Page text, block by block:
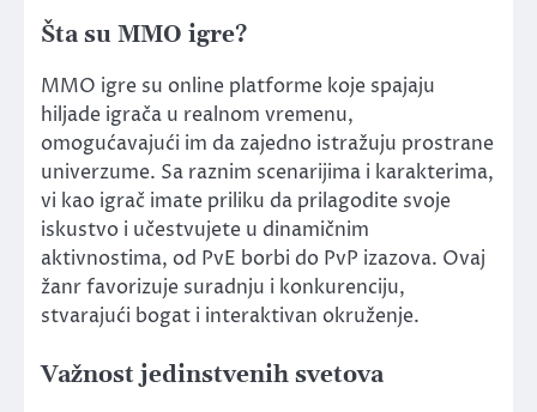
Šta su MMO igre?
MMO igre su online platforme koje spajaju
hiljade igrača u realnom vremenu,
omogućavajući im da zajedno istražuju prostrane
univerzume. Sa raznim scenarijima i karakterima,
vi kao igrač imate priliku da prilagodite svoje
iskustvo i učestvujete u dinamičnim
aktivnostima, od PvE borbi do PvP izazova. Ovaj
žanr favorizuje suradnju i konkurenciju,
stvarajući bogat i interaktivan okruženje.
Važnost jedinstvenih svetova